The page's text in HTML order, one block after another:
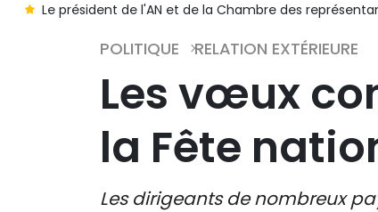
au Vietnam La visite d'État du SG du PCV et
POLITIQUE RELATION EXTÉRIEURE
Les vœux
la Fête
Les dirigeants de nombreux